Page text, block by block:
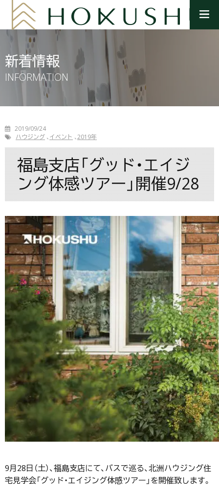
ニ
新着情報
INFORMATION
2019/09/24
ハウジング イベント 2019年
福島支店「グッド・エイジ
ング体感ツアー」開催9/28
9月28日（土）、福島支店にて、バスで巡る、北洲ハウジング住
宅見学会「グッド・エイジング体感ツアー」を開催致します。